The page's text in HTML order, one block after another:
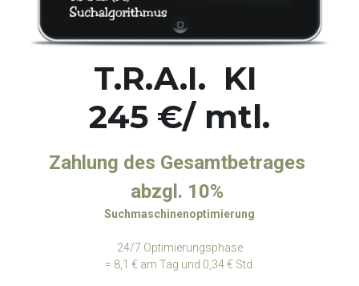
T.R.A.I.  KI
245 €/ mtl.
Zahlung des Gesamtbetrages
abzgl. 10%
Suchmaschinenoptimierung
24/7 Optimierungsphase
= 8,1 € am Tag und 0,34 € Std.